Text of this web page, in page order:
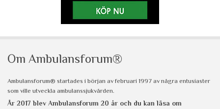
Om Ambulansforum®
Ambulansforum® startades i början av februari 1997 av några entusiaster
som ville utveckla ambulanssjukvården.
År 2017 blev Ambulansforum 20 år och du kan läsa om